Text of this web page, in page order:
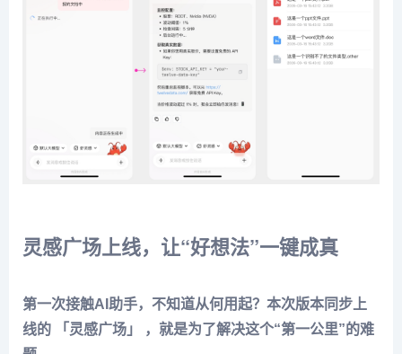
灵感广场上线，让“好想法”一键成真
第一次接触AI助手，不知道从何用起？本次版本同步上
线的 「灵感广场」 ，就是为了解决这个“第一公里”的难